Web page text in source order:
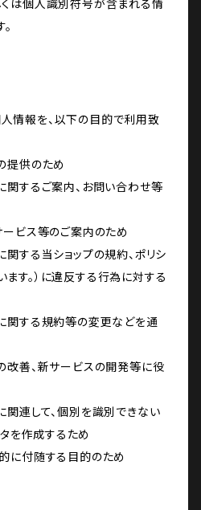
くは個人識別符号が含まれる情
人情報を、以下の目的で利用致
提供のため
関するご案内、お問い合わせ等
ービス等のご案内のため
関する当ショップの規約、ポリシ
ます。）に違反する行為に対する
に関する規約等の変更などを通
の改善、新サービスの開発等に役
関連して、個別を識別できない
を作成するため
的に付随する目的のため